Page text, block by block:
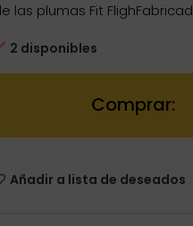
las plumas Fit
2 disponibles
Dartstore
Añadir a lista de deseados